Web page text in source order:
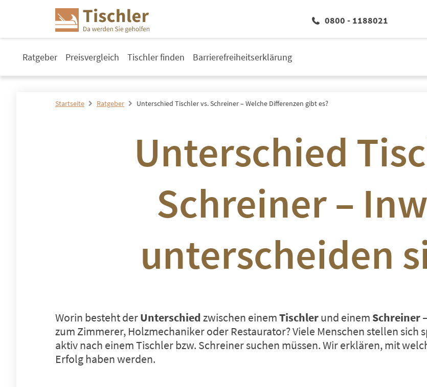
0800 - 1188021
Ratgeber Preisvergleich Tischler finden Barrierefreiheitserklärung
Startseite Ratgeber Unterschied Tischler vs. Schreiner – Welche Differenzen gibt es?
Unterschied
Schreiner –
unterscheiden
Worin besteht derUnterschiedzwischen einemTischlerund einem Schreiner
zum Zimmerer, Holzmechaniker oder Restaurator? Viele Menschen stellen sich
aktiv nach einem Tischler bzw. Schreiner suchen müssen. Wir erklären, mit
Erfolg haben werden.